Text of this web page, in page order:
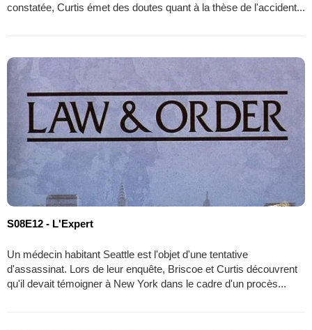
constatée, Curtis émet des doutes quant à la thèse de l'accident...
S08E12 - L'Expert
Un médecin habitant Seattle est l'objet d'une tentative
d'assassinat. Lors de leur enquête, Briscoe et Curtis découvrent
qu'il devait témoigner à New York dans le cadre d'un procès...